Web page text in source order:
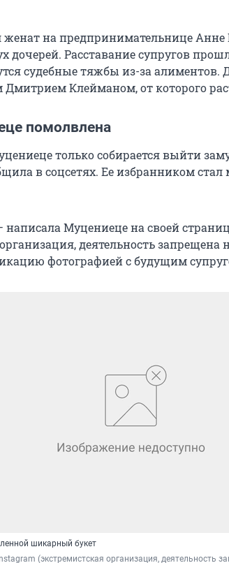
женат на предпринимательнице Анне
дочерей. Расставание супругов
судебные тяжбы из-за алиментов.
Клейманом, от которого
помолвлена
только собирается выйти
в соцсетях. Ее избранником
— написала Муцениеце на своей
деятельность запрещена
фотографией с будущим
шикарный букет
(экстремистская организация, деятельность